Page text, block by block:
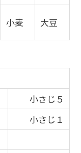
小麦 大豆
小さじ５
小さじ１